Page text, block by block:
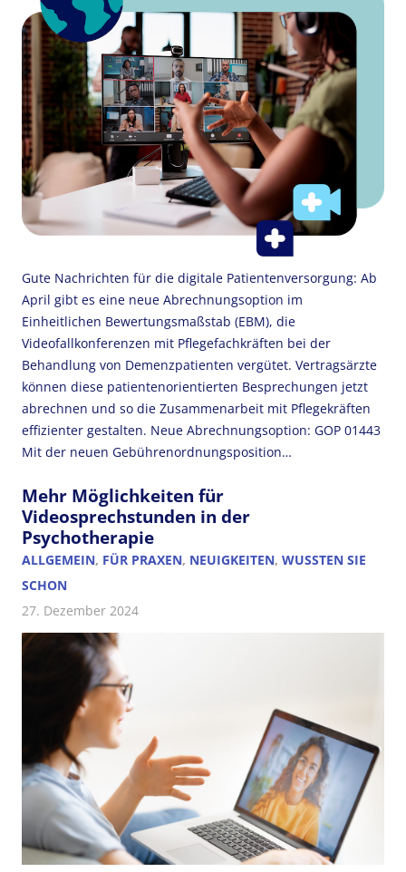
Gute Nachrichten für die digitale Patientenversorgung: Ab
April gibt es eine neue Abrechnungsoption im
Einheitlichen Bewertungsmaßstab (EBM), die
Videofallkonferenzen mit Pflegefachkräften bei der
Behandlung von Demenzpatienten vergütet. Vertragsärzte
können diese patientenorientierten Besprechungen jetzt
abrechnen und so die Zusammenarbeit mit Pflegekräften
effizienter gestalten. Neue Abrechnungsoption: GOP 01443
Mit der neuen Gebührenordnungsposition…
Mehr Möglichkeiten für
Videosprechstunden in der
Psychotherapie
ALLGEMEIN, FÜR PRAXEN, NEUIGKEITEN, WUSSTEN SIE
SCHON
27. Dezember 2024